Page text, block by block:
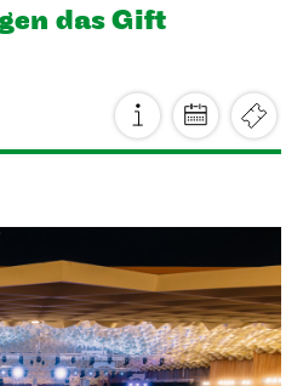
das Gift